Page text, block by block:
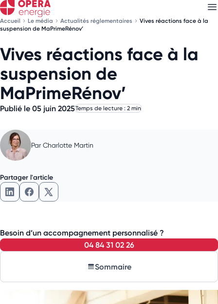
Accueil Le média Actualités réglementaires
Vives réactions face à la
suspension de MaPrimeRénov’
Vives réactions face à la
suspension de
MaPrimeRénov’
Publié le 05 juin 2025Temps de lecture : 2 min
Par Charlotte Martin
Partager l'article
Besoin d’un accompagnement personnalisé ?
04 84 31 02 26
Sommaire
Découvrez nosnewsletters
Choisissez les newsletters qui vous intéressent